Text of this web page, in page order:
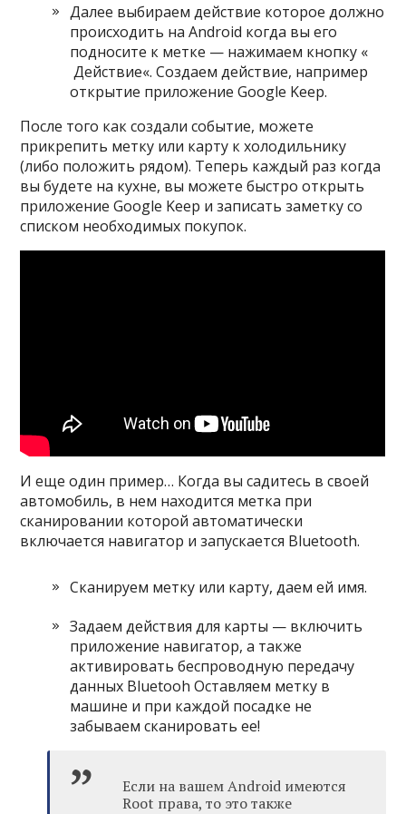
Далее выбираем действие которое должно
происходить на Android когда вы его
подносите к метке — нажимаем кнопку «
Действие«. Создаем действие, например
открытие приложение Google Keep.
После того как создали событие, можете
прикрепить метку или карту к холодильнику
(либо положить рядом). Теперь каждый раз когда
вы будете на кухне, вы можете быстро открыть
приложение Google Keep и записать заметку со
списком необходимых покупок.
И еще один пример… Когда вы садитесь в своей
автомобиль, в нем находится метка при
сканировании которой автоматически
включается навигатор и запускается Bluetooth.
Сканируем метку или карту, даем ей имя.
Задаем действия для карты — включить
приложение навигатор, а также
активировать беспроводную передачу
данных Bluetooh Оставляем метку в
машине и при каждой посадке не
забываем сканировать ее!
Если на вашем Android имеются
Root права, то это также